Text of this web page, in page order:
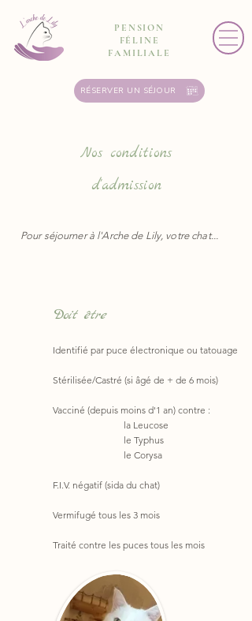
RÉSERVER UN SÉJOUR
PENSION
FÉLINE
FAMILIALE
Nos conditions
d'admission
Pour séjourner à l'Arche de Lily, votre chat...
Doit être
Identifié par puce électronique ou tatouage
Stérilisée​/Castré (si âgé de + de 6 mois)
Vacciné (depuis moins d'1 an) contre :
la Leucose
le Typhus
le Corysa
F.I.V. négatif (sida du chat)
Vermifugé tous les 3 mois
Traité contre les puces tous les mois